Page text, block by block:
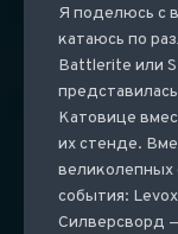
Я поделюсь с
катаюсь по
Battlerite или
Катовице
их стенде.
события:
Силверсворд